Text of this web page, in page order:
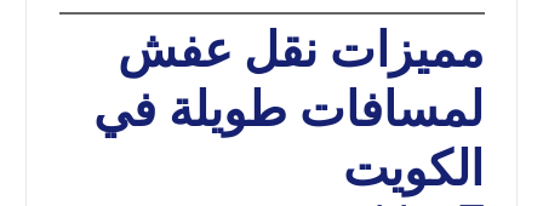
مميزات نقل عفش
لمسافات طويلة في
الكويت